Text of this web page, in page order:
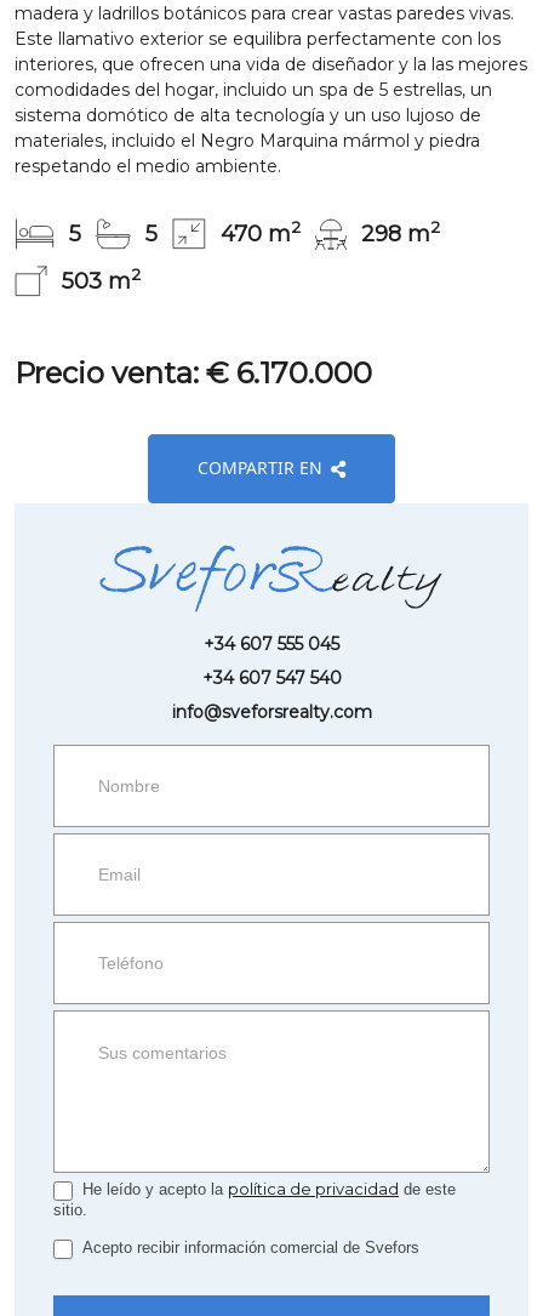
madera y ladrillos botánicos para crear vastas paredes vivas.
Este llamativo exterior se equilibra perfectamente con los
interiores, que ofrecen una vida de diseñador y la las mejores
comodidades del hogar, incluido un spa de 5 estrellas, un
sistema domótico de alta tecnología y un uso lujoso de
materiales, incluido el Negro Marquina mármol y piedra
respetando el medio ambiente.
5 5 470 m2 298 m2
503 m2
Precio venta: € 6.170.000
COMPARTIR EN
+34 607 555 045
+34 607 547 540
info@sveforsrealty.com
more
information
Property
side
Form
He leído y acepto la política de privacidad de este
sitio.
Acepto recibir información comercial de Svefors